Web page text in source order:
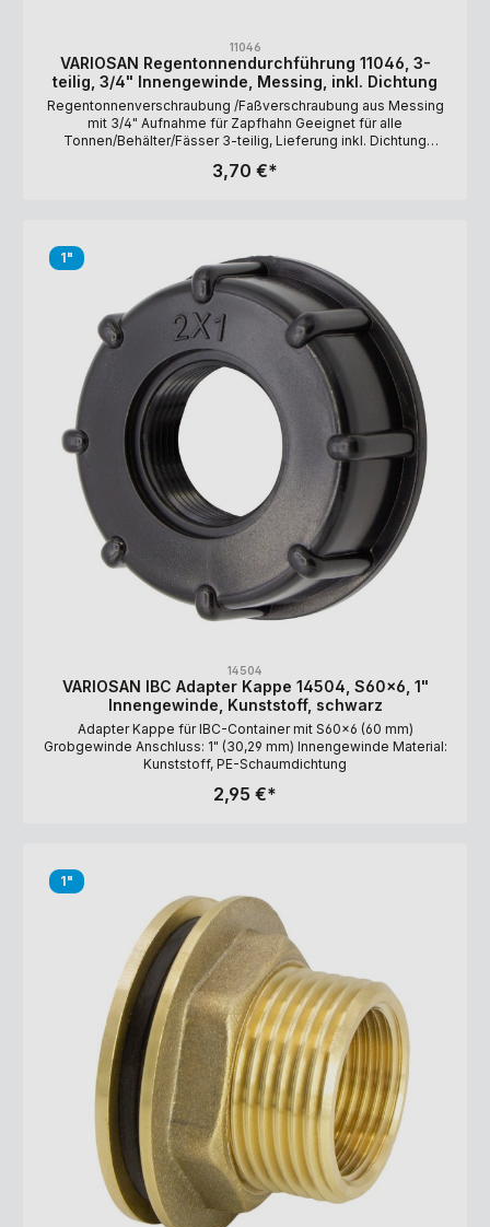
11046
VARIOSAN Regentonnendurchführung 11046, 3-
teilig, 3/4" Innengewinde, Messing, inkl. Dichtung
Regentonnenverschraubung /Faßverschraubung aus Messing
mit 3/4" Aufnahme für Zapfhahn Geeignet für alle
Tonnen/Behälter/Fässer 3-teilig, Lieferung inkl. Dichtung
eine einfache und dichte Verschraubung Maße: Innengewinde =
3,70 €*
1"
14504
VARIOSAN IBC Adapter Kappe 14504, S60x6, 1"
Innengewinde, Kunststoff, schwarz
Adapter Kappe für IBC-Container mit S60x6 (60 mm)
Grobgewinde Anschluss: 1" (30,29 mm) Innengewinde Material:
Kunststoff, PE-Schaumdichtung
2,95 €*
1"